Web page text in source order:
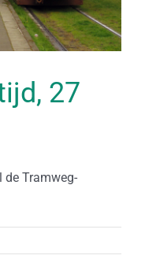
27
de Tramweg-